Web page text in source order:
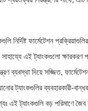
নির্দিষ্ট ফার্মেটেশন
এই ট্যাংকগুলো
ব্যবস্থা দিয়ে সজ্জিত,
ট্যাংকগুলির ব্যবহারকারী-
ট্যাংকগুলি বড় পরিমাণে জৈব